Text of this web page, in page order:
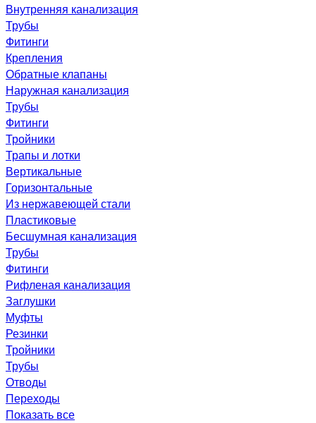
Внутренняя канализация
Трубы
Фитинги
Крепления
Обратные клапаны
Наружная канализация
Трубы
Фитинги
Тройники
Трапы и лотки
Вертикальные
Горизонтальные
Из нержавеющей стали
Пластиковые
Бесшумная канализация
Трубы
Фитинги
Рифленая канализация
Заглушки
Муфты
Резинки
Тройники
Трубы
Отводы
Переходы
Показать все